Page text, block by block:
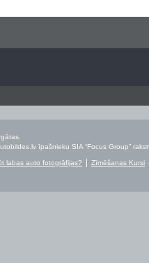
īpašnieku SIA “Focus Group”
labas auto fotogrāfijas? Zīmēšanas Kursi